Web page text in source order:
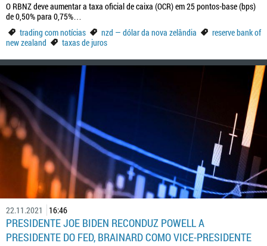
O RBNZ deve aumentar a taxa oficial de caixa (OCR) em 25 pontos-base (bps)
de 0,50% para 0,75%…
trading com notícias
nzd — dólar da nova zelândia
reserve bank of
new zealand
taxas de juros
22.11.2021 16:46
PRESIDENTE JOE BIDEN RECONDUZ POWELL A
PRESIDENTE DO FED, BRAINARD COMO VICE-PRESIDENTE